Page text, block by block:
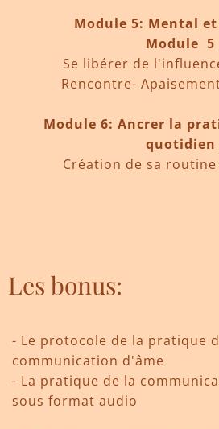
Module 5: Mental
Module 5
Se libérer de
Rencontre-
Module 6: Ancrer la
quotidien
Création de sa
Les bonus:
- Le protocole de la pratique
communication d'âme
- La pratique de la
sous format audio